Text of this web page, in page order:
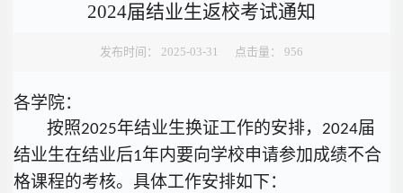
2024届结业生返校考试通知
发布时间： 2025-03-31 点击量： 956
各学院：
按照2025年结业生换证工作的安排， 2024届
结业生在结业后1年内要向学校申请参加成绩不合
格课程的考核。具体工作安排如下：